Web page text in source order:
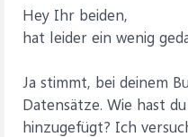
Hey Ihr beiden,
hat leider ein wenig
Ja stimmt, bei deinem
Datensätze. Wie hast
hinzugefügt? Ich